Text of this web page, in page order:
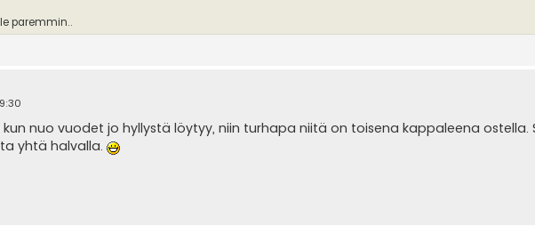
paremmin..
nuo vuodet jo hyllystä löytyy, niin turhapa niitä on toisena kappaleena ostella.
yhtä halvalla.